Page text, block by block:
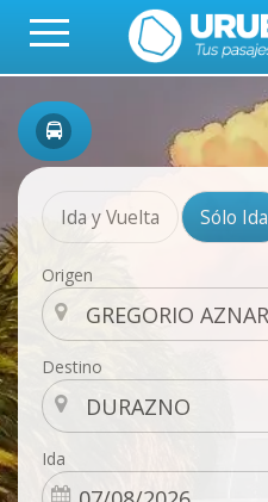
Ida y Vuelta Sólo Ida
Origen
Destino
Ida